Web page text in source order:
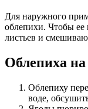
Для наружного
облепихи. Чтобы ее
листьев и
Облепиха
Облепиху
воде,